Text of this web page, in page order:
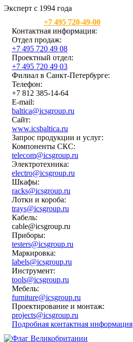
Эксперт с 1994 года
+7 495 720-49-00
Контактная информация:
Отдел продаж:
+7 495 720 49 08
Проектный отдел:
+7 495 720 49 03
Филиал в Санкт-Петербурге:
Телефон:
+7 812 385-14-64
E-mail:
baltica@icsgroup.ru
Сайт:
www.icsbaltica.ru
Запрос продукции и услуг:
Компоненты СКС:
telecom@icsgroup.ru
Электротехника:
electro@icsgroup.ru
Шкафы:
racks@icsgroup.ru
Лотки и короба:
trays@icsgroup.ru
Кабель:
cable@icsgroup.ru
Приборы:
testers@icsgroup.ru
Маркировка:
labels@icsgroup.ru
Инструмент:
tools@icsgroup.ru
Мебель:
furniture@icsgroup.ru
Проектирование и монтаж:
projects@icsgroup.ru
Подробная контактная информация